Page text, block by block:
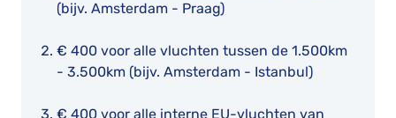
(bijv. Amsterdam - Praag)
€ 400 voor alle vluchten tussen de 1.500km
- 3.500km (bijv. Amsterdam - Istanbul)
€ 400 voor alle interne EU-vluchten van